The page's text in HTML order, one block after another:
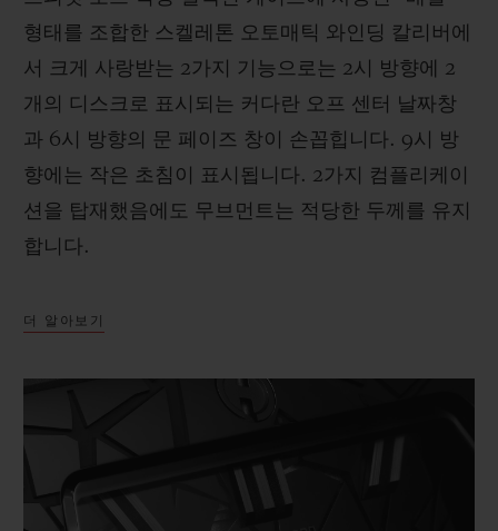
형태를 조합한 스켈레톤 오토매틱 와인딩 칼리버에
서 크게 사랑받는 2가지 기능으로는 2시 방향에 2
개의 디스크로 표시되는 커다란 오프 센터 날짜창
과 6시 방향의 문 페이즈 창이 손꼽힙니다. 9시 방
향에는 작은 초침이 표시됩니다. 2가지 컴플리케이
션을 탑재했음에도 무브먼트는 적당한 두께를 유지
합니다.
더 알아보기